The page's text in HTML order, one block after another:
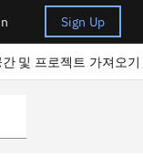
Sign Up
간 및 프로젝트 가져오기